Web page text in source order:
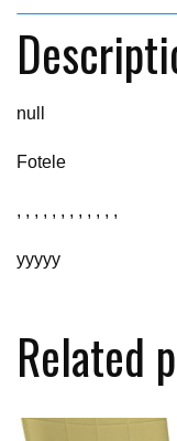
null
Fotele
, , , , , , , , , , , ,
yyyyy
Related